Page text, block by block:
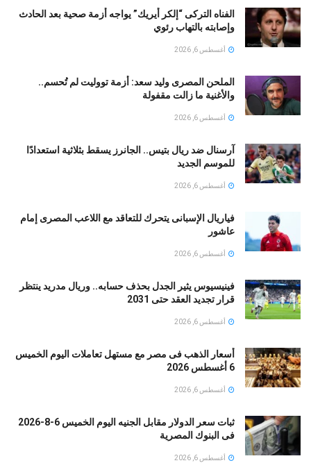
الفناه التركى “إلكر أيريك” يواجه أزمة صحية بعد الحادث
وإصابته بالتهاب رئوي
أغسطس 6, 2026
الملحن المصرى وليد سعد: أزمة تووليت لم تُحسم..
والأغنية ما زالت مقفولة
أغسطس 6, 2026
آرسنال ضد ريال بتيس.. الجانرز يسقط بثلاثية استعدادًا
للموسم الجديد
أغسطس 6, 2026
فياريال الإسبانى يتحرك للتعاقد مع اللاعب المصرى إمام
عاشور
أغسطس 6, 2026
فينيسيوس يثير الجدل بحذف حسابه.. وريال مدريد ينتظر
قرار تجديد العقد حتى 2031
أغسطس 6, 2026
أسعار الذهب فى مصر مع مستهل تعاملات اليوم الخميس
6 أغسطس 2026
أغسطس 6, 2026
ثبات سعر الدولار مقابل الجنيه اليوم الخميس 6-8-2026
فى البنوك المصرية
أغسطس 6, 2026